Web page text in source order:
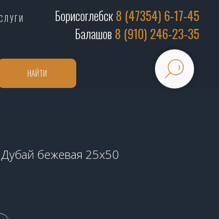
Борисоглебск8 (47354) 6-17-45
Балашов 8 (910) 246-23-35
НАЙТИ
бежевая 25х50